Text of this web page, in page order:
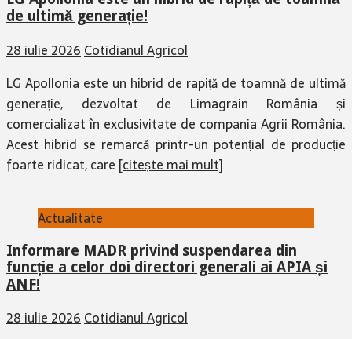
de ultimă generație!
28 iulie 2026 Cotidianul Agricol
LG Apollonia este un hibrid de rapiță de toamnă de ultimă
generație, dezvoltat de Limagrain România și
comercializat în exclusivitate de compania Agrii România.
Acest hibrid se remarcă printr-un potențial de producție
foarte ridicat, care [citește mai mult]
Actualitate
Informare MADR privind suspendarea din
funcție a celor doi directori generali ai APIA și
ANF!
28 iulie 2026 Cotidianul Agricol